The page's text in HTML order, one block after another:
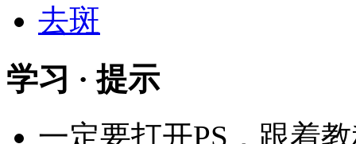
去斑
学习 · 提示
一定要打开PS，跟着